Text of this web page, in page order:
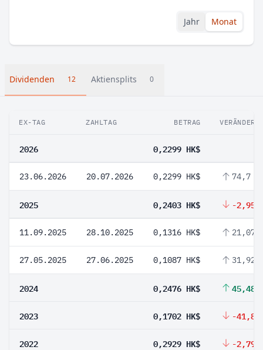
Jahr Monat
Dividenden 12 Aktiensplits 0
EX-TAG ZAHLTAG BETRAG
2026 0,2299 HK$
23.06.2026 20.07.2026 0,2299 HK$ 74,7 %
2025 0,2403 HK$ -2,95
11.09.2025 28.10.2025 0,1316 HK$ 21,07
27.05.2025 27.06.2025 0,1087 HK$ 31,92
2024 0,2476 HK$ 45,48
2023 0,1702 HK$ -41,89
2022 0,2929 HK$ -2,79